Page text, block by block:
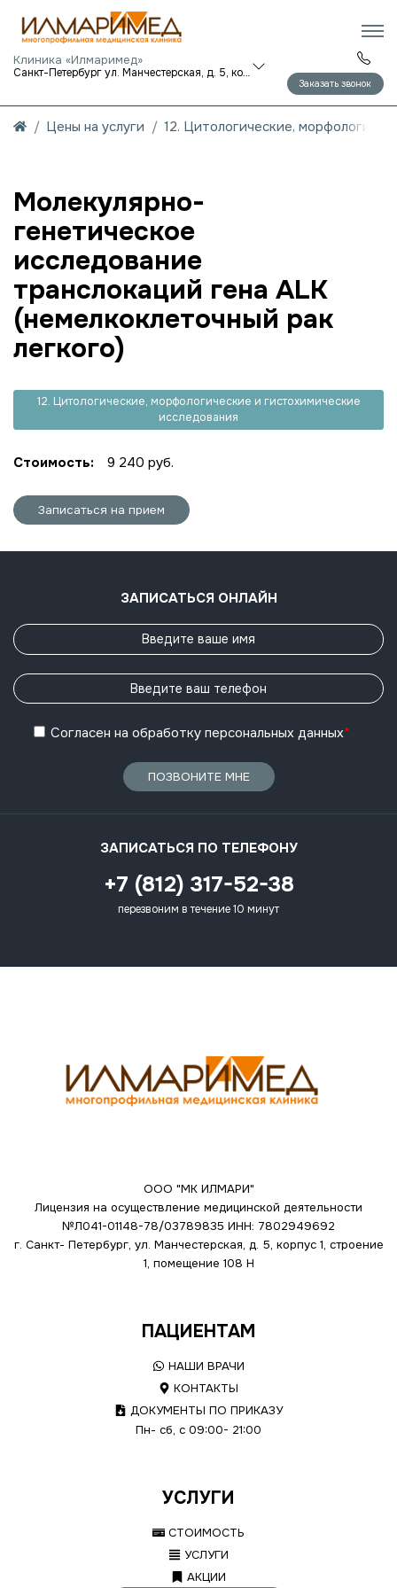
Клиника «Илмаримед»
Санкт-Петербург ул. Манчестерская, д. 5, корп. 1
Заказать звонок
Цены на услуги 12. Цитологические,
Молекулярно-
генетическое
исследование
транслокаций гена ALK
(немелкоклеточный рак
легкого)
12. Цитологические, морфологические и гистохимические
исследования
Стоимость: 9 240 руб.
Записаться на прием
ЗАПИСАТЬСЯ ОНЛАЙН
Согласен на обработку персональных данных*
ПОЗВОНИТЕ МНЕ
ЗАПИСАТЬСЯ ПО ТЕЛЕФОНУ
+7 (812) 317-52-38
перезвоним в течение 10 минут
ООО "МК ИЛМАРИ"
Лицензия на осуществление медицинской деятельности
№Л041-01148-78/03789835 ИНН: 7802949692
г. Санкт- Петербург, ул. Манчестерская, д. 5, корпус 1, строение
1, помещение 108 Н
ПАЦИЕНТАМ
НАШИ ВРАЧИ
КОНТАКТЫ
ДОКУМЕНТЫ ПО ПРИКАЗУ
Пн- сб, с 09:00- 21:00
УСЛУГИ
СТОИМОСТЬ
УСЛУГИ
АКЦИИ